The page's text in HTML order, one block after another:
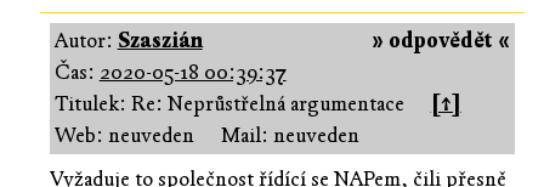
» odpovědět «
Autor: Szaszián
Čas: 2020-05-18 00:39:37
Titulek: Re: Neprůstřelná argumentace
[↑]
Web: neuveden
Mail: neuveden
Vyžaduje to společnost řídící se NAPem, čili přesně